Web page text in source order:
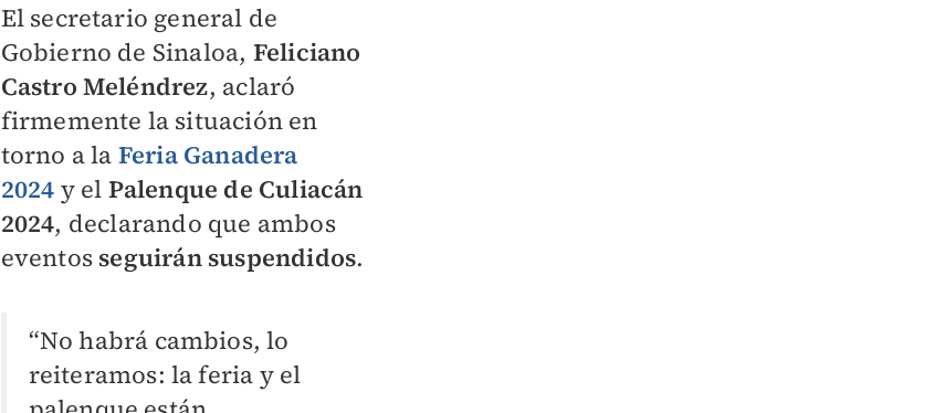
El secretario general de
Gobierno de Sinaloa, Feliciano
Castro Meléndrez, aclaró
firmemente la situación en
torno a la Feria Ganadera
2024 y el Palenque de Culiacán
2024, declarando que ambos
eventos seguirán suspendidos.
“No habrá cambios, lo
reiteramos: la feria y el